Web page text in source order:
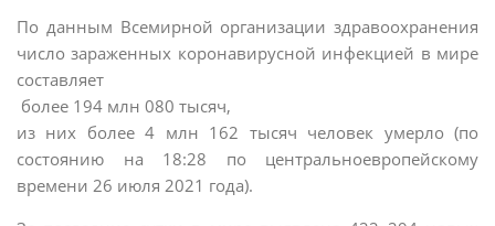
По данным Всемирной организации здравоохранения
число зараженных коронавирусной инфекцией в мире
составляет
более 194 млн 080 тысяч,
из них более 4 млн 162 тысяч человек умерло (по
состоянию на 18:28 по центральноевропейскому
времени 26 июля 2021 года).